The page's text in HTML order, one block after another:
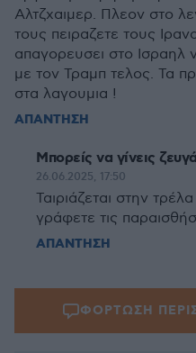
Αλτζχαιμερ. Πλεον στο
τους πειραζετε τους
απαγορευσει στο Ισραηλ
με τον Τραμπ τελος. Τα
στα λαγουμια !
ΑΠΑΝΤΗΣΗ
Μπορείς να γίνεις
26.06.2025, 17:50
Ταιριάζεται στην
γράφετε τις
ΑΠΑΝΤΗΣΗ
ΦΟΡΤΩΣΗ